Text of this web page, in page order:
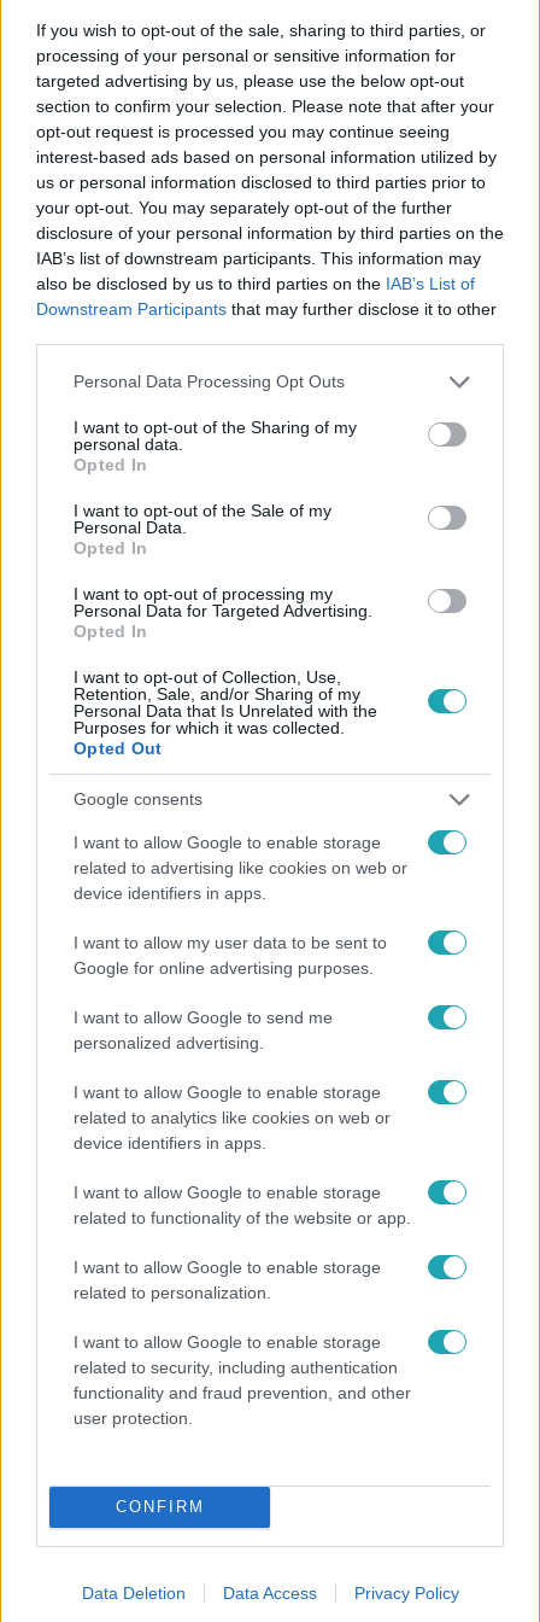
If you wish to opt-out of the sale, sharing to third parties, or
processing of your personal or sensitive information for
targeted advertising by us, please use the below opt-out
section to confirm your selection. Please note that after your
opt-out request is processed you may continue seeing
interest-based ads based on personal information utilized by
us or personal information disclosed to third parties prior to
your opt-out. You may separately opt-out of the further
disclosure of your personal information by third parties on the
IAB’s list of downstream participants. This information may
also be disclosed by us to third parties on the IAB’s List of
Downstream Participants that may further disclose it to other
Please note that this website/app uses one or more Google
not limited to your visit or usage behaviour. You may click to
grant or deny consent to Google and its third-party tags to
use your data for below specified purposes in below Google
consent section.
Personal Data Processing Opt Outs
I want to opt-out of the Sharing of my
personal data.
Opted In
I want to opt-out of the Sale of my
Personal Data.
Opted In
I want to opt-out of processing my
Personal Data for Targeted Advertising.
Opted In
I want to opt-out of Collection, Use,
Retention, Sale, and/or Sharing of my
Personal Data that Is Unrelated with the
Purposes for which it was collected.
Opted Out
Google consents
I want to allow Google to enable storage
related to advertising like cookies on web or
device identifiers in apps.
I want to allow my user data to be sent to
Google for online advertising purposes.
I want to allow Google to send me
personalized advertising.
I want to allow Google to enable storage
related to analytics like cookies on web or
device identifiers in apps.
I want to allow Google to enable storage
related to functionality of the website or app.
I want to allow Google to enable storage
related to personalization.
I want to allow Google to enable storage
related to security, including authentication
functionality and fraud prevention, and other
user protection.
CONFIRM
Data Deletion Data Access Privacy Policy
viszont panasszal élt a gyanúsítás és az őrizetbe vétel
ellen is. Az ügyészség kezdeményezte előzetes
letartóztatását.
Hét éve ilyenkor is robbantottak Magyarországon,
rendőrök kerültek életveszélybe a távirányítású
szöges bomba miatt
meg Budapest belvárosát. A bulinegyedtől nem messze, a
Teréz körúton egy üres üzlethelyiségnél robbant a
törzsőrmester súlyosan, Andirkó Szabina rendőr
törzsőrmester életveszélyesen megsérült a
nyomozás után, október 19-én Keszthelyen fogták el a
Terrorelhárítási Központ munkatársai.
2:46
2023. június 2. 16:38
Soha nem látott videón a Teréz körúti robbantás,
ami alapján perújrafelvételt kért az elítélt
Exkluzív felvételeket szerzett az RTL Híradó a 2016-os
merényletről, amelyben két rendőr életveszélyesen
ügyvédje most részben erre a felvételre hivatkozva kér
perújítást, mondván: több gyanús alak is feltűnik a
között kerülhetett a helyszínre védence DNS-e. Végül
éppen emiatt ítélték el a férfit.